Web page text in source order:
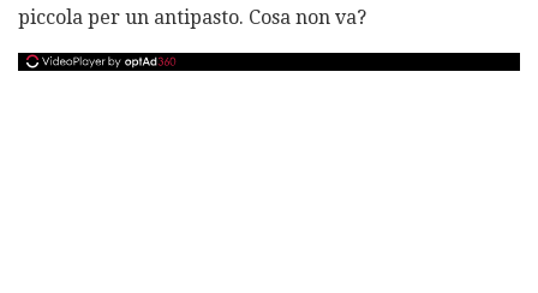
piccola per un antipasto. Cosa non va?